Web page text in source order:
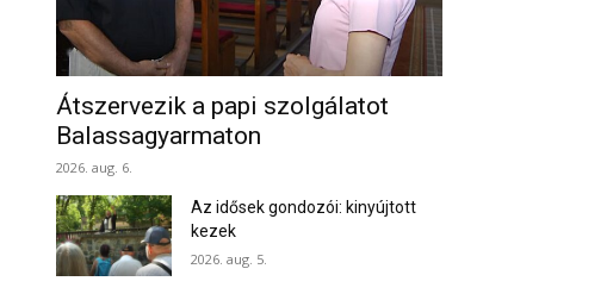
Átszervezik a papi szolgálatot
Balassagyarmaton
2026. aug. 6.
Az idősek gondozói: kinyújtott
kezek
2026. aug. 5.